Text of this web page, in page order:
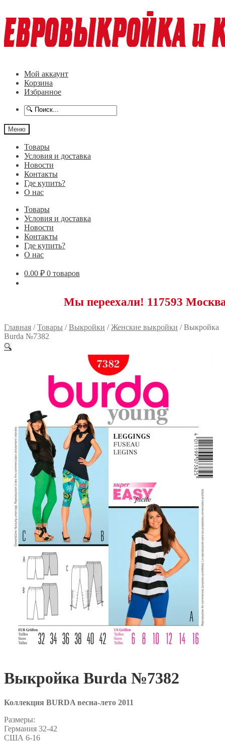
к
навигации
к
содержимому
Мой аккаунт
Корзина
Избранное
Меню
Товары
Условия и доставка
Новости
Контакты
Где купить?
О нас
Товары
Условия и доставка
Новости
Контакты
Где купить?
О нас
0.00 ₽ 0 товаров
Мы переехали! 117593 Москва,
Главная /Товары /Выкройки /Женские выкройки /Выкройка
Burda №7382
🔍
Выкройка Burda №7382
Коллекция BURDA весна-лето 2011
Размеры:
Германия 32-42
США 6-16